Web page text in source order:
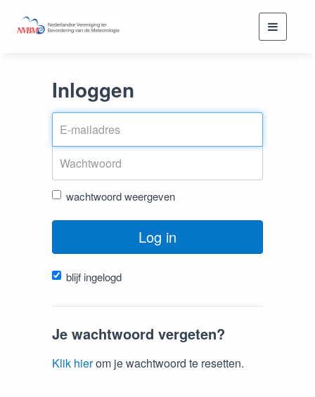
Toggle
Inloggen
wachtwoord weergeven
Log in
blijf ingelogd
Je wachtwoord vergeten?
Klik hierom je wachtwoord te resetten.